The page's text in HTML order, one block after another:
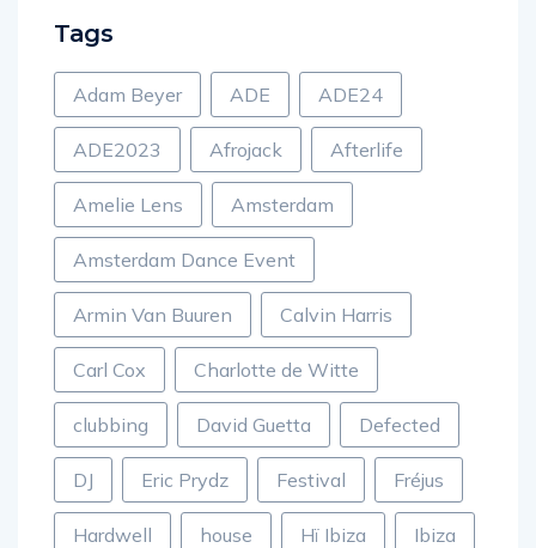
Tags
Adam Beyer ADE ADE24
ADE2023 Afrojack Afterlife
Amelie Lens Amsterdam
Amsterdam Dance Event
Armin Van Buuren Calvin Harris
Carl Cox Charlotte de Witte
clubbing David Guetta Defected
DJ Eric Prydz Festival Fréjus
Hardwell house Hï Ibiza Ibiza